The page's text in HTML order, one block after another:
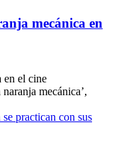
mecánica en
en el cine
mecánica’,